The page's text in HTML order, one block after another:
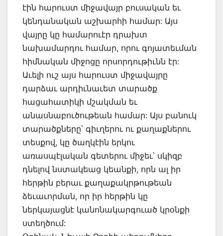
էին հարուստ միջավայր բուսական եւ
կենդանական աշխարհի համար: Այս
վայրը կը համարուէր դրախտ
նախամարդու համար, որու գոյատեւման
հիմնական միջոցը որսորդութիւնն էր:
Աւելի ուշ այս հարուստ միջավայրը
դարձաւ արդիւնաւետ տարածք
հացահատիկի մշակման եւ
անասնաբուծութեան համար: Այս բանուկ
տարածքները՝ գիւղերու ու քաղաքներու
տեսքով, կը ծաղկէին երկու
առասպէլական գետերու միջեւ՝ սկիզբ
դնելով նստակեաց կեանքի, որն ալ իր
հերթին բերաւ քաղաքակրթութեան
ձեւաւորման, որ իր հերթին կը
ներկայացնէ կանոնակարգուած կրօնքի
ստեղծում: